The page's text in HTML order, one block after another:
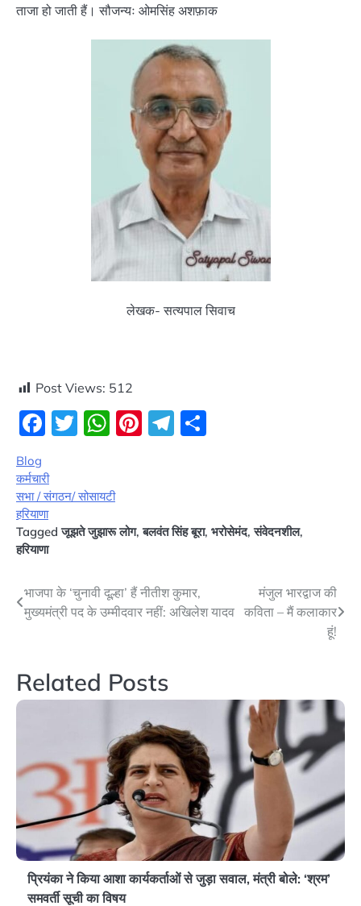
ताजा हो जाती हैं। सौजन्यः ओमसिंह अशफ़ाक
लेखक- सत्यपाल सिवाच
Post Views: 512
Facebook
Twitter
WhatsApp
Pinterest
Telegram
Blog
कर्मचारी
सभा / संगठन/ सोसायटी
हरियाणा
Taggedजूझते जुझारू लोग,बलवंत सिंह बूरा, भरोसेमंद,संवेदनशील,
हरियाणा
Post
navigation
भाजपा के ‘चुनावी दूल्हा’ हैं नीतीश कुमार,
मुख्यमंत्री पद के उम्मीदवार नहीं: अखिलेश यादव
मंजुल भारद्वाज की
कविता – मैं कलाकार
हूं!
Related Posts
प्रियंका ने किया आशा कार्यकर्ताओं से जुड़ा सवाल, मंत्री बोले: ‘श्रम’
समवर्ती सूची का विषय